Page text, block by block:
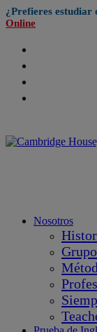
¿Prefieres estudiar
Online
Nosotros